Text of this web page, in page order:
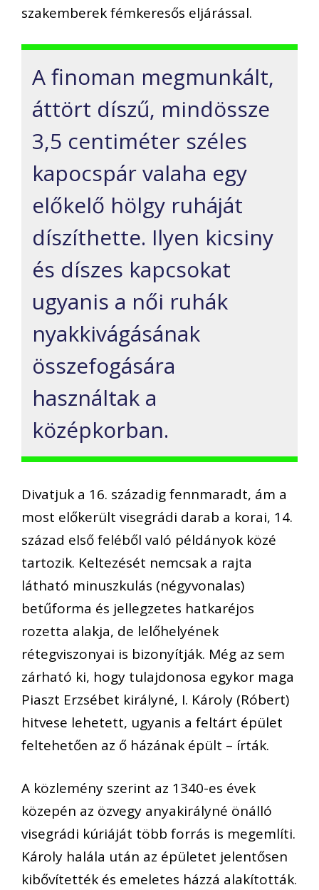
szakemberek fémkeresős eljárással.
A finoman megmunkált,
áttört díszű, mindössze
3,5 centiméter széles
kapocspár valaha egy
előkelő hölgy ruháját
díszíthette. Ilyen kicsiny
és díszes kapcsokat
ugyanis a női ruhák
nyakkivágásának
összefogására
használtak a
középkorban.
Divatjuk a 16. századig fennmaradt, ám a
most előkerült visegrádi darab a korai, 14.
század első feléből való példányok közé
tartozik. Keltezését nemcsak a rajta
látható minuszkulás (négyvonalas)
betűforma és jellegzetes hatkaréjos
rozetta alakja, de lelőhelyének
rétegviszonyai is bizonyítják. Még az sem
zárható ki, hogy tulajdonosa egykor maga
Piaszt Erzsébet királyné, I. Károly (Róbert)
hitvese lehetett, ugyanis a feltárt épület
feltehetően az ő házának épült – írták.
A közlemény szerint az 1340-es évek
közepén az özvegy anyakirályné önálló
visegrádi kúriáját több forrás is megemlíti.
Károly halála után az épületet jelentősen
kibővítették és emeletes házzá alakították.